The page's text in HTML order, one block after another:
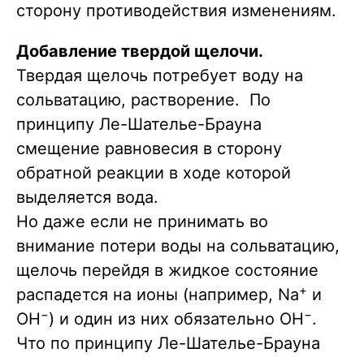
сторону противодействия изменениям.
Добавление твердой щелочи.
Твердая щелочь потребует воду на
сольватацию, растворение. По
принципу Ле-Шателье-Брауна
смещение равновесия в сторону
обратной реакции в ходе которой
выделяется вода.
Но даже если не принимать во
внимание потери воды на сольватацию,
щелочь перейдя в жидкое состояние
распадется на ионы (например, Na+ и
OH−) и один из них обязательно OH−.
Что по принципу Ле-Шателье-Брауна